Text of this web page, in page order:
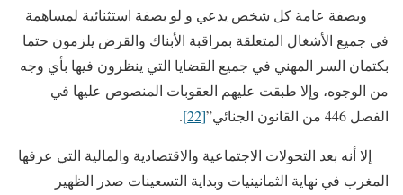
وبصفة عامة كل شخص يدعي و لو بصفة استثنائية لمساهمة
في جميع الأشغال المتعلقة بمراقبة الأبناك والقرض يلزمون حتما
بكتمان السر المهني في جميع القضايا التي ينظرون فيها بأي وجه
من الوجوه، وإلا طبقت عليهم العقوبات المنصوص عليها في
الفصل 446 من القانون الجنائي”
[22]
.
إلا أنه بعد التحولات الاجتماعية والاقتصادية والمالية التي عرفها
المغرب في نهاية الثمانينيات وبداية التسعينات صدر الظهير